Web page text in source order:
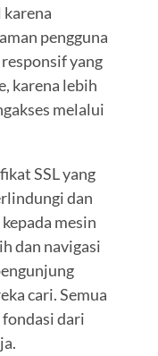
pengguna
yang
karena lebih
melalui
SSL yang
dan
mesin
dan navigasi
cari. Semua
dari